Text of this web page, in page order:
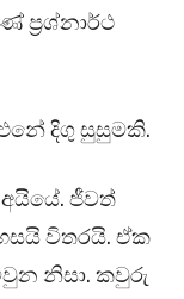
ප්‍රශ්නාර්ථ
දිගු සුසුමකි.
ජීවත්
විතරයි. ඒක
නිසා. කවුරු